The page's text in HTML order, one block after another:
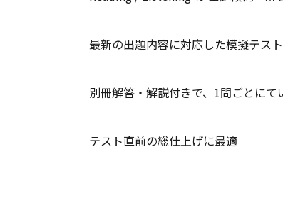
最新の出題内容に対応した模擬テス
別冊解答・解説付きで、1問ごとに
テスト直前の総仕上げに最適